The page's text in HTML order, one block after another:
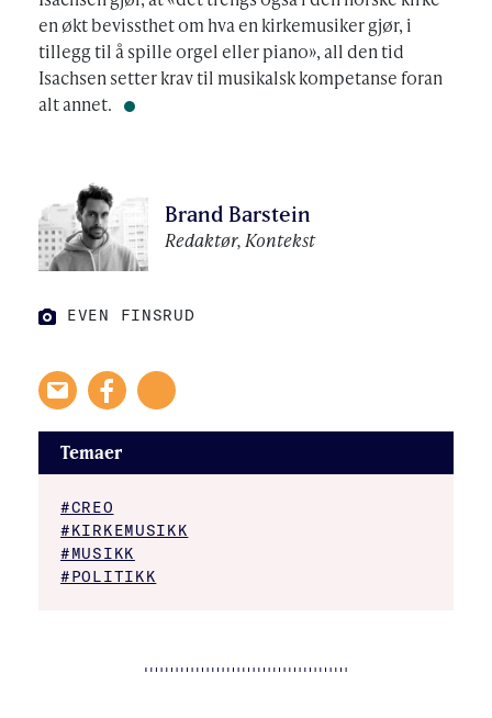
en økt bevissthet om hva en kirkemusiker gjør, i
tillegg til å spille orgel eller piano», all den tid
Isachsen setter krav til musikalsk kompetanse foran
alt annet.
Brand Barstein
Redaktør, Kontekst
FOTO:
EVEN FINSRUD
Temaer
#CREO
#KIRKEMUSIKK
#MUSIKK
#POLITIKK